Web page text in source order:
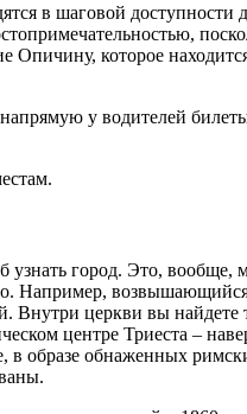
в шаговой доступности
Опичину, которое
у водителей
город. Это, вообще,
Например,
Внутри церкви вы
центре Триеста –
образе обнаженных